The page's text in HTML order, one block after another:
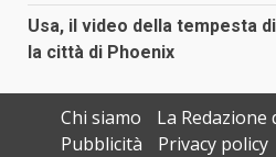
Usa, il video della tempesta
la città di Phoenix
Chi siamo
La
Pubblicità
Privacy policy